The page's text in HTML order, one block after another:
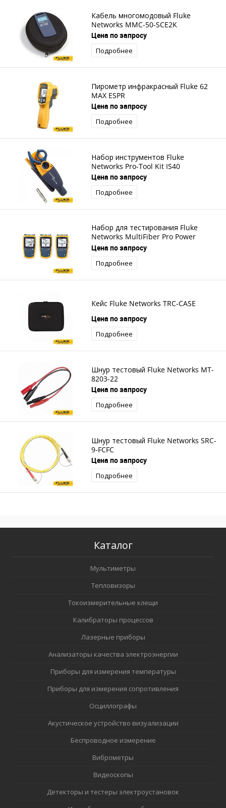
Кабель многомодовый Fluke
Networks MMC-50-SCE2K
Цена по запросу
Подробнее
Пирометр инфракрасный Fluke 62
MAX ESPR
Цена по запросу
Подробнее
Набор инструментов Fluke
Networks Pro-Tool Kit IS40
Цена по запросу
Подробнее
Набор для тестирования Fluke
Networks MultiFiber Pro Power
Meter, 1310/1550 Source Kit
Цена по запросу
Подробнее
Кейс Fluke Networks TRC-CASE
Цена по запросу
Подробнее
Шнур тестовый Fluke Networks MT-
8203-22
Цена по запросу
Подробнее
Шнур тестовый Fluke Networks SRC-
9-FCFC
Цена по запросу
Подробнее
Каталог
Мультиметры
Тепловизоры
Токоизмерительные клещи
Калибраторы процессов
Лазерные приборы
Анализаторы качества электроэнергии
Приборы для измерения температуры
Приборы для измерения сопротивления
Осциллографы
Акустическое устройство визуализации
Беспроводное измерение
Виброметры
Видеоскопы
Детекторы и тестеры электроустановок